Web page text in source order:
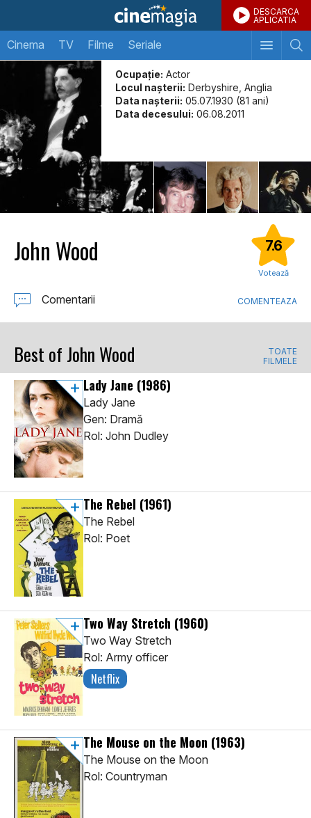
DESCARCA
APLICATIA
Cinema TV Filme Seriale
Ocupație: Actor
Locul naşterii: Derbyshire, Anglia
Data naşterii: 05.07.1930 (81 ani)
Data decesului: 06.08.2011
John Wood 7.6
Votează
Comentarii COMENTEAZA
Best of John Wood
TOATE
FILMELE
Lady Jane (1986)
Lady Jane
Gen: Dramă
Rol: John Dudley
The Rebel (1961)
The Rebel
Rol: Poet
Two Way Stretch (1960)
Two Way Stretch
Rol: Army officer
Netflix
The Mouse on the Moon (1963)
The Mouse on the Moon
Rol: Countryman